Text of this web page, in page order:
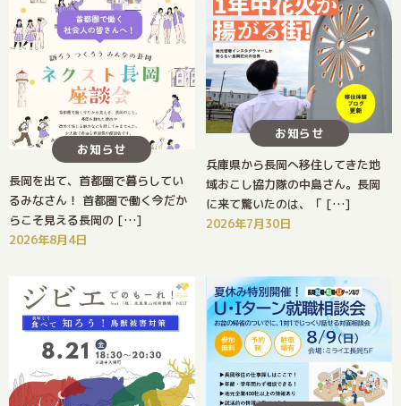
お知らせ
長岡を出て、首都圏で暮らしてい
るみなさん！ 首都圏で働く今だか
らこそ見える長岡の […]
2026年8月4日
お知らせ
兵庫県から長岡へ移住してきた地
域おこし協力隊の中島さん。長岡
に来て驚いたのは、「 […]
2026年7月30日